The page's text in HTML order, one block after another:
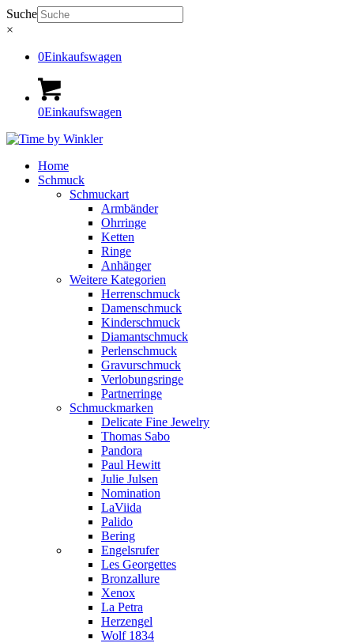
Suche
×
0Einkaufswagen
0Einkaufswagen
Home
Schmuck
Schmuckart
Armbänder
Ohrringe
Ketten
Ringe
Anhänger
Weitere Kategorien
Herrenschmuck
Damenschmuck
Kinderschmuck
Diamantschmuck
Perlenschmuck
Gravurschmuck
Verlobungsringe
Partnerringe
Schmuckmarken
Delicate Fine Jewelry
Thomas Sabo
Pandora
Paul Hewitt
Julie Julsen
Nomination
LaViida
Palido
Bering
Engelsrufer
Les Georgettes
Bronzallure
Xenox
La Petra
Herzengel
Wolf 1834